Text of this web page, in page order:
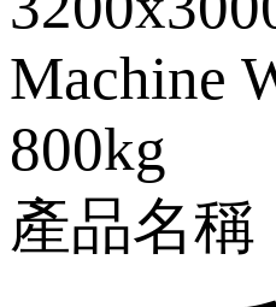
Machine
800kg
產品名稱